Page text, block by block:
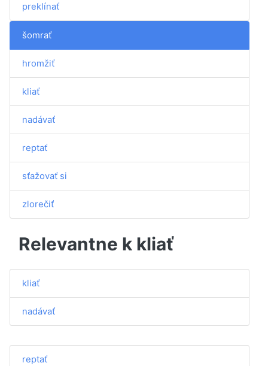
preklínať
šomrať
hromžiť
kliať
nadávať
reptať
sťažovať si
zlorečiť
Relevantne k kliať
kliať
nadávať
reptať